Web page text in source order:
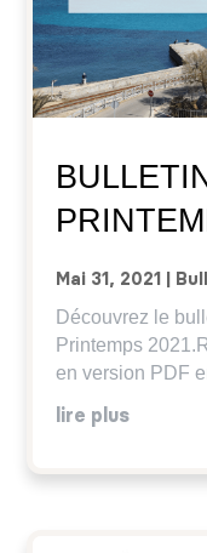
Mai 31, 2021
Découvrez le
Printemps
en version PDF
lire plus